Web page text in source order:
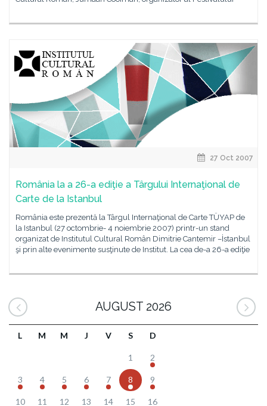
27 Oct 2007
România la a 26-a ediţie a Târgului Internaţional de
Carte de la Istanbul
România este prezentă la Târgul Internaţional de Carte TÜYAP de
la Istanbul (27 octombrie- 4 noiembrie 2007) printr-un stand
organizat de Institutul Cultural Român Dimitrie Cantemir –İstanbul
şi prin alte evenimente susţinute de Institut. La cea de-a 26-a ediţie
AUGUST 2026
L M M J V S D
1 2
3 4 5 6 7 8 9
10 11 12 13 14 15 16